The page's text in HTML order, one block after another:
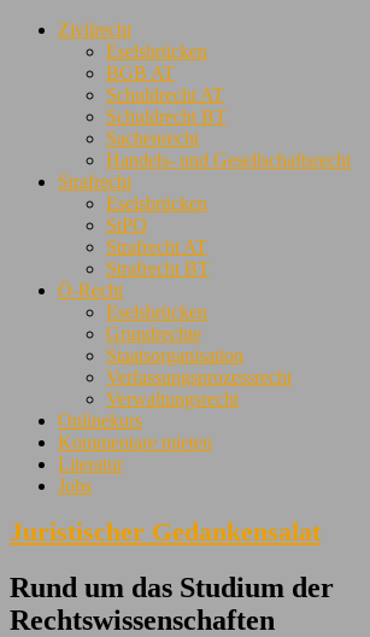
Zivilrecht
Eselsbrücken
BGB AT
Schuldrecht AT
Schuldrecht BT
Sachenrecht
Handels- und Gesellschaftsrecht
Strafrecht
Eselsbrücken
StPO
Strafrecht AT
Strafrecht BT
Ö-Recht
Eselsbrücken
Grundrechte
Staatsorganisation
Verfassungsprozessrecht
Verwaltungsrecht
Onlinekurs
Kommentare mieten
Literatur
Jobs
Juristischer Gedankensalat
Rund um das Studium der
Rechtswissenschaften